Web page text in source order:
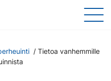
/ Tietoa vanhemmille